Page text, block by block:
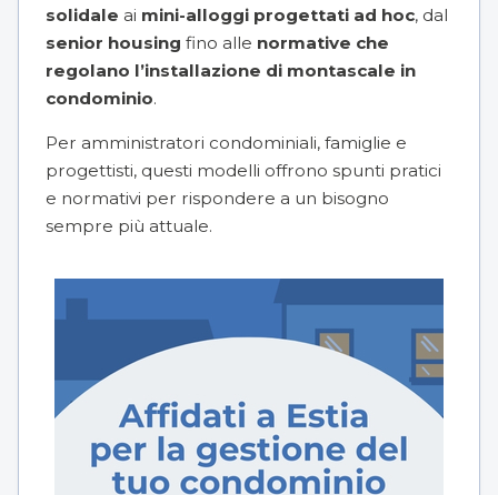
solidale ai mini-alloggi progettati ad hoc, dal
senior housing fino alle normative che
regolano l’installazione di montascale in
condominio.
Per amministratori condominiali, famiglie e
progettisti, questi modelli offrono spunti pratici
e normativi per rispondere a un bisogno
sempre più attuale.